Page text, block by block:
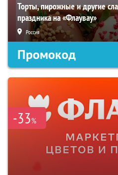
Торты, пирожные и другие
праздника на «Флаувау»
Россия
Промокод
-33%